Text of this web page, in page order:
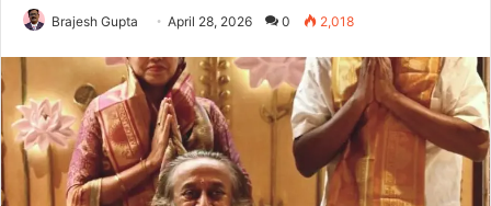
Brajesh Gupta April 28, 2026 0 2,018